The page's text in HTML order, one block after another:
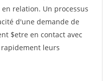
relation. Un processus
d'une demande de
$etre en contact avec
leurs